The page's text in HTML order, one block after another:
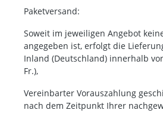
Paketversand:
Soweit im jeweiligen Angebot
angegeben ist, erfolgt die
Inland (Deutschland) innerhalb
Fr.),
Vereinbarter Vorauszahlung
nach dem Zeitpunkt Ihrer